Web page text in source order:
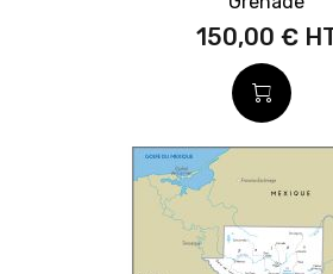
150,00 €